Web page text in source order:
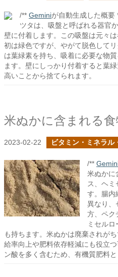
/** Geminiが自動生成した概要
ツタは、吸盤と呼ばれる器官
壁に付着します。この吸盤は元々
初は緑色ですが、やがて脱色して
は葉緑素を持ち、吸着に必要な物
ます。壁にしっかり付着すると葉
高いことから捨てられます。
2023-02-22 ビタミン・ミネラル
/**
米ぬかに
ス、ヘ
す。腸内
異なり、
方、ペク
ミセル
も持ちます。米ぬかは廃棄されが
給率向上や肥料依存軽減にも役立
ン酸を多く含むため、有機質肥料